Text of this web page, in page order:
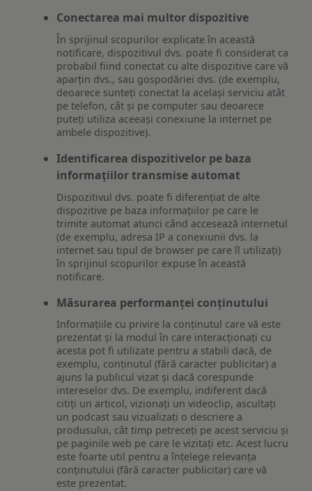
Conectarea mai multor dispozitive
În sprijinul scopurilor explicate în această
notificare, dispozitivul dvs. poate fi considerat ca
probabil fiind conectat cu alte dispozitive care vă
aparțin dvs., sau gospodăriei dvs. (de exemplu,
deoarece sunteți conectat la același serviciu atât
pe telefon, cât și pe computer sau deoarece
puteți utiliza aceeași conexiune la internet pe
ambele dispozitive).
Identificarea dispozitivelor pe baza
informațiilor transmise automat
Dispozitivul dvs. poate fi diferențiat de alte
dispozitive pe baza informațiilor pe care le
trimite automat atunci când accesează internetul
(de exemplu, adresa IP a conexiunii dvs. la
internet sau tipul de browser pe care îl utilizați)
în sprijinul scopurilor expuse în această
notificare.
Măsurarea performanței conținutului
Informațiile cu privire la conținutul care vă este
prezentat și la modul în care interacționați cu
acesta pot fi utilizate pentru a stabili dacă, de
exemplu, conținutul (fără caracter publicitar) a
ajuns la publicul vizat și dacă corespunde
intereselor dvs. De exemplu, indiferent dacă
citiți un articol, vizionați un videoclip, ascultați
un podcast sau vizualizați o descriere a
produsului, cât timp petreceți pe acest serviciu și
pe paginile web pe care le vizitați etc. Acest lucru
este foarte util pentru a înțelege relevanța
conținutului (fără caracter publicitar) care vă
este prezentat.